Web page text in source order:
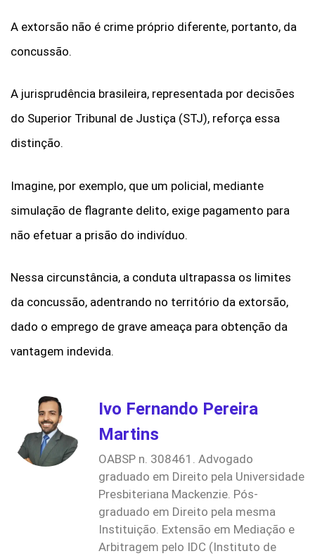
A extorsão não é crime próprio diferente, portanto, da
concussão.
A jurisprudência brasileira, representada por decisões
do Superior Tribunal de Justiça (STJ), reforça essa
distinção.
Imagine, por exemplo, que um policial, mediante
simulação de flagrante delito, exige pagamento para
não efetuar a prisão do indivíduo.
Nessa circunstância, a conduta ultrapassa os limites
da concussão, adentrando no território da extorsão,
dado o emprego de grave ameaça para obtenção da
vantagem indevida.
Ivo Fernando Pereira
Martins
OABSP n. 308461. Advogado
graduado em Direito pela Universidade
Presbiteriana Mackenzie. Pós-
graduado em Direito pela mesma
Instituição. Extensão em Mediação e
Arbitragem pelo IDC (Instituto de